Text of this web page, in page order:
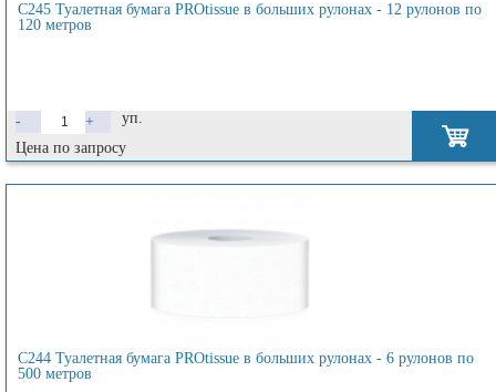
C245 Туалетная бумага PROtissue в больших рулонах - 12 рулонов по
120 метров
- +
уп.
Цена по запросу
C244 Туалетная бумага PROtissue в больших рулонах - 6 рулонов по
500 метров